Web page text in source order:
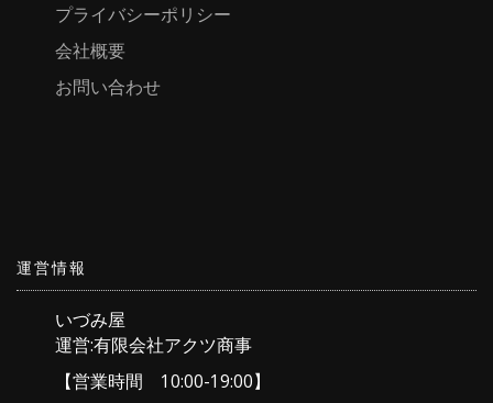
プライバシーポリシー
会社概要
お問い合わせ
運営情報
いづみ屋
運営:有限会社アクツ商事
【営業時間 10:00-19:00】